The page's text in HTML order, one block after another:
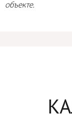
объекте.